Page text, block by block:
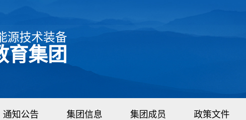
源技术装备
育集团
通知公告 集团信息 集团成员 政策文件